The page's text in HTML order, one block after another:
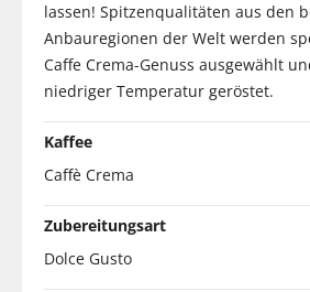
lassen! Spitzenqualitäten aus den
Anbauregionen der Welt werden
Caffe Crema-Genuss ausgewählt
niedriger Temperatur geröstet.
Kaffee
Caffè Crema
Zubereitungsart
Dolce Gusto